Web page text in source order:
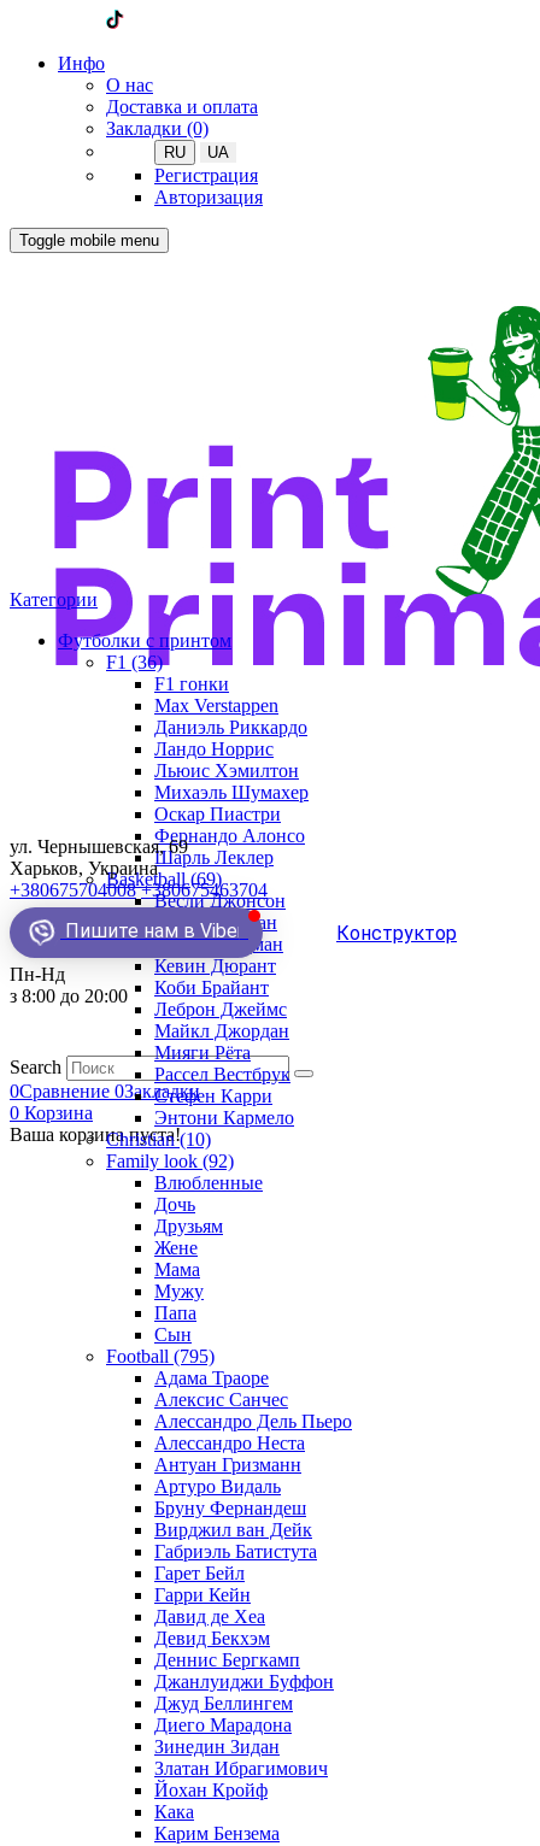
Инфо
О нас
Доставка и оплата
Закладки (0)
RU UA
Регистрация
Авторизация
Toggle mobile menu
ул. Чернышевская, 69
Харьков, Украина
+380675704008 +380675463704
Пишите нам в Viber Конструктор
Пн-Нд
з 8:00 до 20:00
Search
0Сравнение 0Закладки
0 Корзина
Ваша корзина пуста!
Категории
Футболки с принтом
F1 (36)
F1 гонки
Max Verstappen
Даниэль Риккардо
Ландо Норрис
Льюис Хэмилтон
Михаэль Шумахер
Оскар Пиастри
Фернандо Алонсо
Шарль Леклер
Basketball (69)
Весли Джонсон
Демар Деразан
Деннис Родман
Кевин Дюрант
Коби Брайант
Леброн Джеймс
Майкл Джордан
Мияги Рёта
Рассел Вестбрук
Стефен Карри
Энтони Кармело
Christian (10)
Family look (92)
Влюбленные
Дочь
Друзьям
Жене
Мама
Мужу
Папа
Сын
Football (795)
Адама Траоре
Алексис Санчес
Алессандро Дель Пьеро
Алессандро Неста
Антуан Гризманн
Артуро Видаль
Бруну Фернандеш
Вирджил ван Дейк
Габриэль Батистута
Гарет Бейл
Гарри Кейн
Давид де Хеа
Девид Бекхэм
Деннис Бергкамп
Джанлуиджи Буффон
Джуд Беллингем
Диего Марадона
Зинедин Зидан
Златан Ибрагимович
Йохан Кройф
Кака
Карим Бензема